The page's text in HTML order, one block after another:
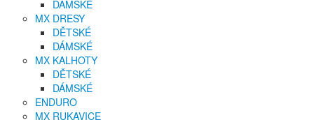
DÁMSKÉ
MX DRESY
DĚTSKÉ
DÁMSKÉ
MX KALHOTY
DĚTSKÉ
DÁMSKÉ
ENDURO
MX RUKAVICE